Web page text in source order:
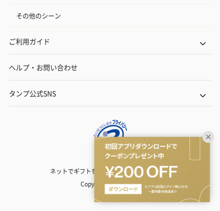
その他のシーン
ご利用ガイド
ヘルプ・お問い合わせ
タンプ公式SNS
ネットでギフトを贈るなら | TANP（タンプ）
Copyright© TANP Inc.